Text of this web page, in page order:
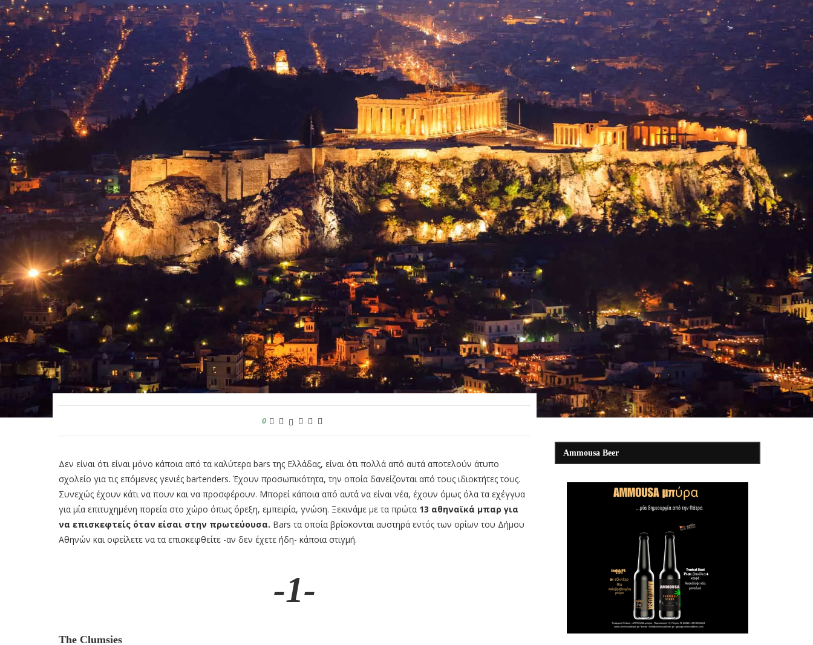
0
Δεν είναι ότι είναι μόνο κάποια από τα καλύτερα bars της Ελλάδας, είναι ότι πολλά από αυτά αποτελούν άτυπο
σχολείο για τις επόμενες γενιές bartenders. Έχουν προσωπικότητα, την οποία δανείζονται από τους ιδιοκτήτες τους.
Συνεχώς έχουν κάτι να πουν και να προσφέρουν. Μπορεί κάποια από αυτά να είναι νέα, έχουν όμως όλα τα εχέγγυα
για μία επιτυχημένη πορεία στο χώρο όπως όρεξη, εμπειρία, γνώση. Ξεκινάμε με τα πρώτα 13 αθηναϊκά μπαρ για
να επισκεφτείς όταν είσαι στην πρωτεύουσα. Bars τα οποία βρίσκονται αυστηρά εντός των ορίων του Δήμου
Αθηνών και οφείλετε να τα επισκεφθείτε -αν δεν έχετε ήδη- κάποια στιγμή.
-1-
The Clumsies
Ammousa Beer